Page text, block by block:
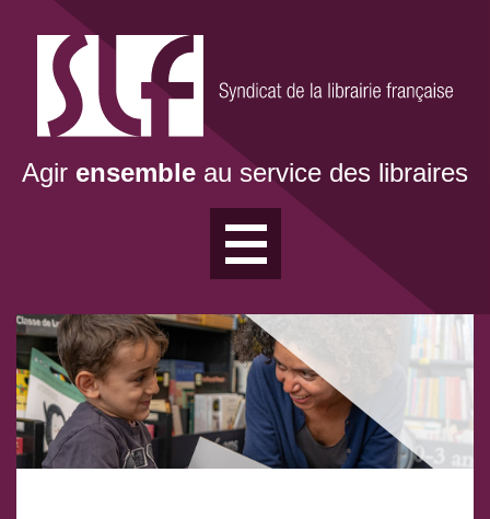
contenu
principal
Agir ensemble au service des libraires